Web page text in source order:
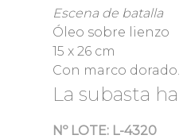
Escena de batalla
Óleo sobre lienzo
15 x 26 cm
Con marco dorado.
La subasta
Nº LOTE: L-4320